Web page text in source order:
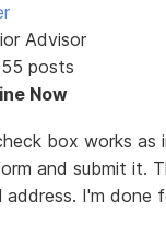
Advisor
posts
Now
box works as
and submit it.
address. I'm done